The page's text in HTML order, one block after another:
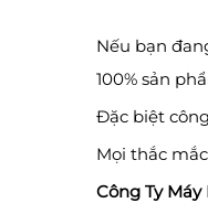
Nếu bạn
100% sản
Đặc biệt
Mọi thắc
Công Ty